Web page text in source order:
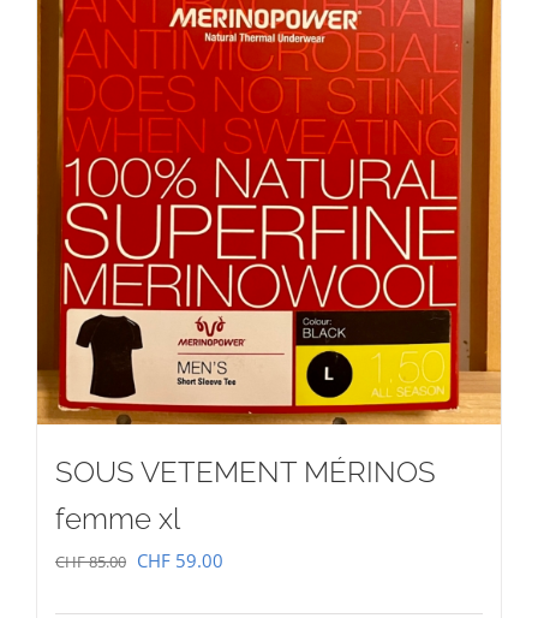
SOUS VETEMENT MÉRINOS
femme xl
CHF85.00 Le
CHF 59.00